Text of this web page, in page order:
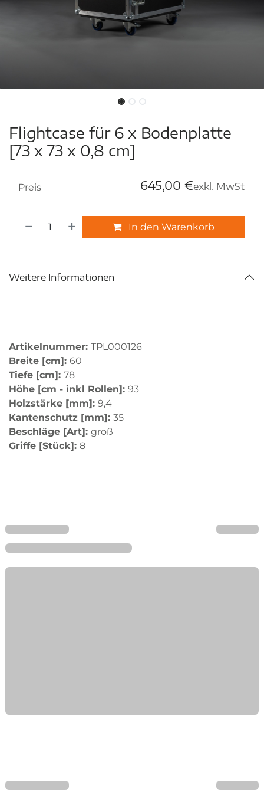
Flightcase für 6 x Bodenplatte
[73 x 73 x 0,8 cm]
In den Warenkorb
Preis 645,00 €exkl. MwSt
Weitere Informationen
Artikelnummer: TPL000126
Breite [cm]: 60
Tiefe [cm]: 78
Höhe [cm - inkl Rollen]: 93
Holzstärke [mm]: 9,4
Kantenschutz [mm]: 35
Beschläge [Art]: groß
Griffe [Stück]: 8